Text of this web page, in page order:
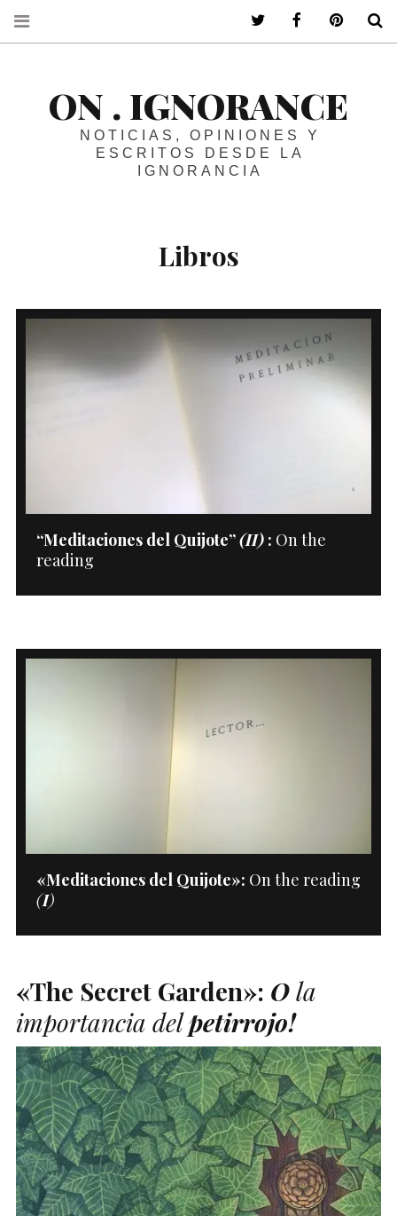
ON . IGNORANCE
NOTICIAS, OPINIONES Y
ESCRITOS DESDE LA
IGNORANCIA
Libros
“Meditaciones del Quijote”(II): On the
reading
«Meditaciones del Quijote»: On the reading
(I)
«The Secret Garden»: Ola
importancia delpetirrojo!
ir a mi twitterir a mi facebook
ir a mi